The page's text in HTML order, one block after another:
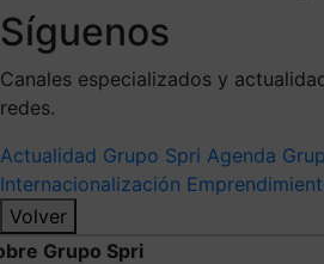
Síguenos
Canales especializados y
redes.
Actualidad Grupo Spri Agenda
Internacionalización
Volver
Grupo Spri